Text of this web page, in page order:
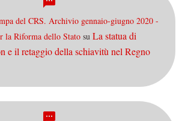
del CRS. Archivio gennaio-giugno 2020 -
la Riforma dello Stato su La statua di
e il retaggio della schiavitù nel Regno